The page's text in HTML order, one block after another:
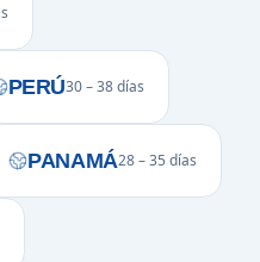
PERÚ30 – 38 días
PANAMÁ28 – 35 días